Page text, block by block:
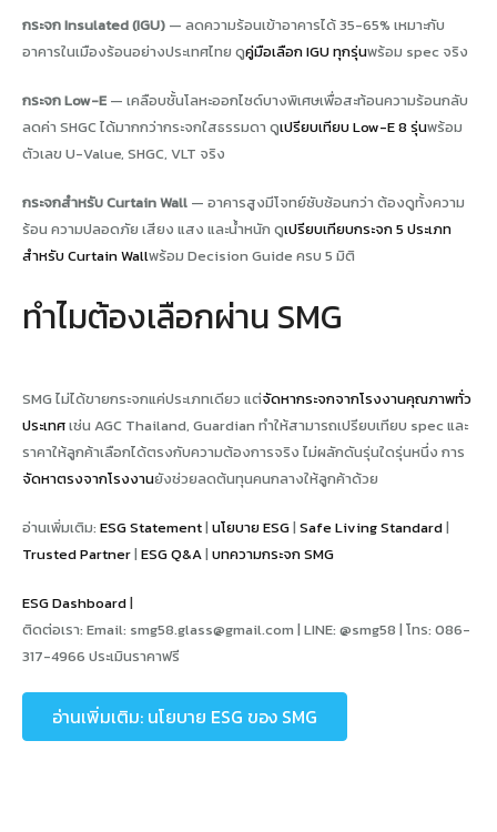
กระจก Insulated (IGU) — ลดความร้อนเข้าอาคารได้ 35-65% เหมาะกับ
อาคารในเมืองร้อนอย่างประเทศไทย ดูคู่มือเลือก IGU ทุกรุ่นพร้อม spec จริง
กระจก Low-E — เคลือบชั้นโลหะออกไซด์บางพิเศษเพื่อสะท้อนความร้อนกลับ
ลดค่า SHGC ได้มากกว่ากระจกใสธรรมดา ดูเปรียบเทียบ Low-E 8 รุ่นพร้อม
ตัวเลข U-Value, SHGC, VLT จริง
กระจกสำหรับ Curtain Wall — อาคารสูงมีโจทย์ซับซ้อนกว่า ต้องดูทั้งความ
ร้อน ความปลอดภัย เสียง แสง และน้ำหนัก ดูเปรียบเทียบกระจก 5 ประเภท
สำหรับ Curtain Wallพร้อม Decision Guide ครบ 5 มิติ
ทำไมต้องเลือกผ่าน SMG
SMG ไม่ได้ขายกระจกแค่ประเภทเดียว แต่จัดหากระจกจากโรงงานคุณภาพทั่ว
ประเทศเช่น AGC Thailand, Guardian ทำให้สามารถเปรียบเทียบ spec และ
ราคาให้ลูกค้าเลือกได้ตรงกับความต้องการจริง ไม่ผลักดันรุ่นใดรุ่นหนึ่ง การ
จัดหาตรงจากโรงงานยังช่วยลดต้นทุนคนกลางให้ลูกค้าด้วย
อ่านเพิ่มเติม: ESG Statement| นโยบาย ESG| Safe Living Standard|
Trusted Partner| ESG Q&A| บทความกระจก SMG
ESG Dashboard|
ติดต่อเรา: Email: smg58.glass@gmail.com | LINE: @smg58 | โทร: 086-
317-4966 ประเมินราคาฟรี
อ่านเพิ่มเติม: นโยบาย ESG ของ SMG